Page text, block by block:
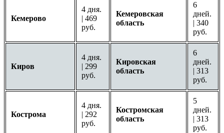
Кемерово
4 дня.
| 469
руб.
Кемеровская
область
6
дней.
| 340
руб.
Киров
4 дня.
| 299
руб.
Кировская
область
6
дней.
| 313
руб.
Кострома
4 дня.
| 292
руб.
Костромская
область
5
дней.
| 313
руб.